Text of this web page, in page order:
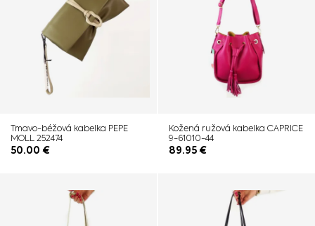
Tmavo-béžová kabelka PEPE
MOLL 252474
50.00 €
Kožená ružová kabelka CAPRICE
9-61010-44
89.95€